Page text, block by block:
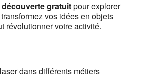
découverte gratuitpour explorer
transformez vos idées en objets
révolutionner votre activité.
dans différents métiers